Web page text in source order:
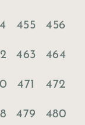
455 456
463 464
471 472
479 480